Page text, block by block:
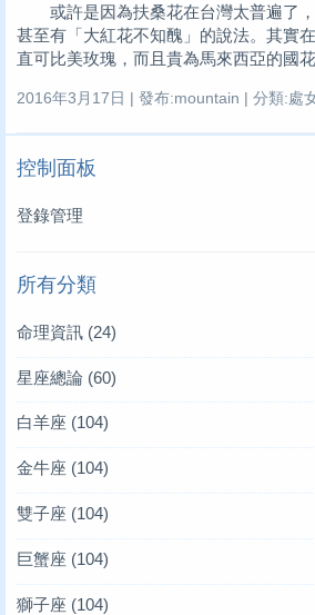
或許是因為扶桑花在台灣太普遍了，
甚至有「大紅花不知醜」的說法。其實
直可比美玫瑰，而且貴為馬來西亞的國花
2016年3月17日 | 發布:mountain | 分類:處
控制面板
登錄管理
所有分類
命理資訊 (24)
星座總論 (60)
白羊座 (104)
金牛座 (104)
雙子座 (104)
巨蟹座 (104)
獅子座 (104)